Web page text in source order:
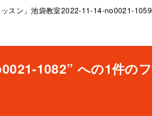
ッスン」池袋教室2022-11-14-no0021-1059
1082” への1件のフ